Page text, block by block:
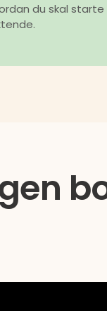
du skal